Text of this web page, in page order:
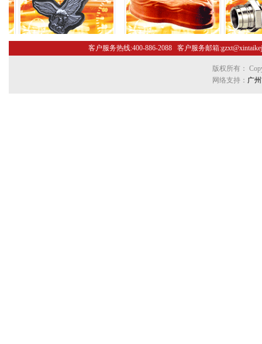
客户服务热线:400-886-2088 客户服务邮箱
版权所有：
网络支持： 广